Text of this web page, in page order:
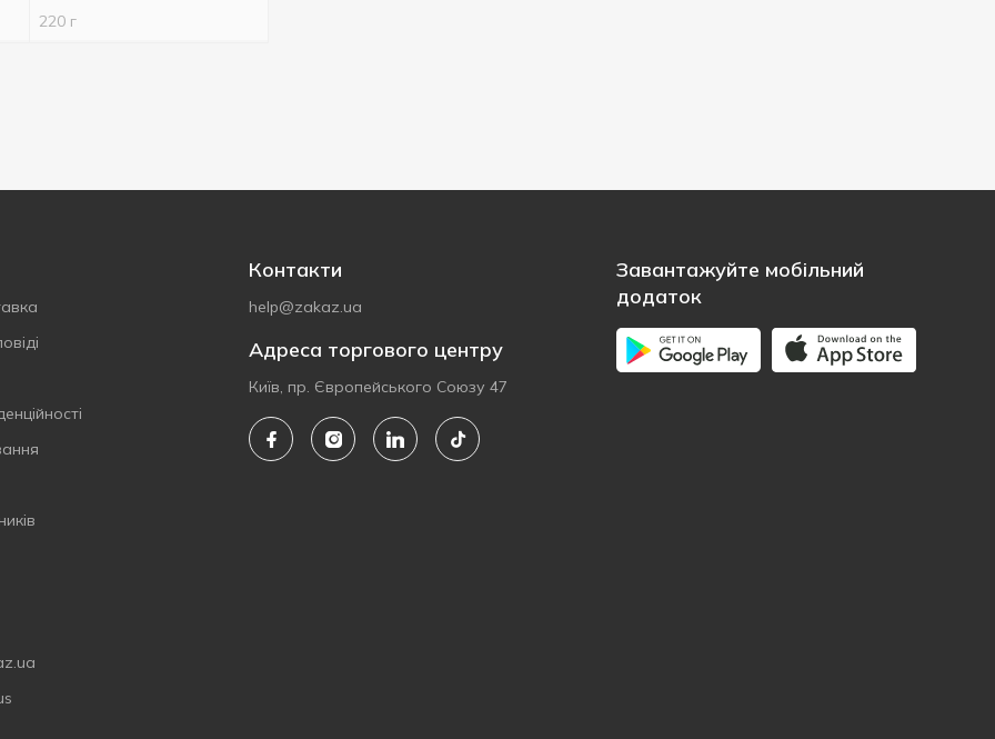
220 г
Контакти
help@zakaz.ua
Адреса торгового центру
Київ, пр. Європейського Союзу 47
Завантажуйте мобільний
додаток